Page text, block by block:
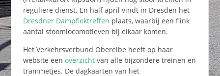
reguliere dienst. En half april vindt in Dresden het
Dresdner Dampfloktreffen plaats, waarbij een flink
aantal stoomlocomotieven bij elkaar komen.
Het Verkehrsverbund Oberelbe heeft op haar
website een overzichtvan alle bijzondere treinen en
trammetjes. De dagkaarten van het